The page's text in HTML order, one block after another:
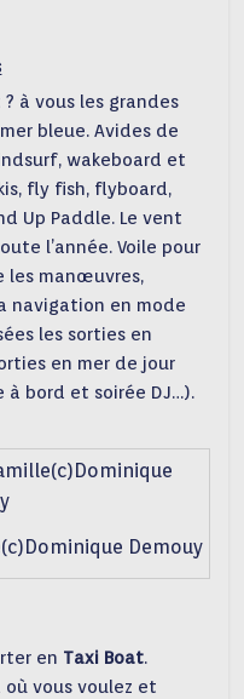
à vous les grandes
bleue. Avides de
wakeboard et
fly fish, flyboard,
Up Paddle. Le vent
l’année. Voile pour
les manœuvres,
navigation en mode
les sorties en
en mer de jour
à bord et soirée DJ…).
Demouy
en Taxi Boat.
vous voulez et